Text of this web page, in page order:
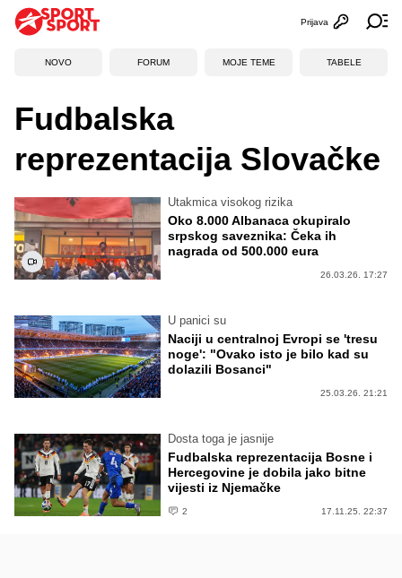
Otvori
Prijava
NOVO FORUM MOJE TEME TABELE
Fudbalska
reprezentacija Slovačke
Utakmica visokog rizika
Oko 8.000 Albanaca okupiralo
srpskog saveznika: Čeka ih
nagrada od 500.000 eura
26.03.26. 17:27
U panici su
Naciji u centralnoj Evropi se 'tresu
noge': "Ovako isto je bilo kad su
dolazili Bosanci"
25.03.26. 21:21
Dosta toga je jasnije
Fudbalska reprezentacija Bosne i
Hercegovine je dobila jako bitne
vijesti iz Njemačke
2 17.11.25. 22:37